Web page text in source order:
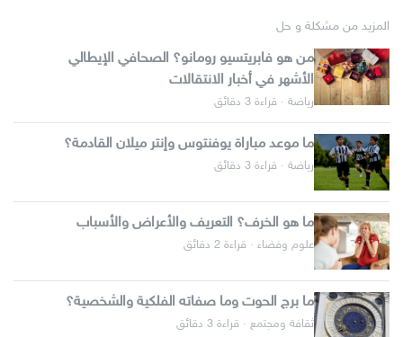
المزيد من مشكلة و حل
من هو فابريتسيو رومانو؟ الصحافي الإيطالي
الأشهر في أخبار الانتقالات
رياضة · قراءة 3 دقائق
ما موعد مباراة يوفنتوس وإنتر ميلان القادمة؟
رياضة · قراءة 3 دقائق
ما هو الخرف؟ التعريف والأعراض والأسباب
علوم وفضاء · قراءة 2 دقائق
ما برج الحوت وما صفاته الفلكية والشخصية؟
ثقافة ومجتمع · قراءة 3 دقائق